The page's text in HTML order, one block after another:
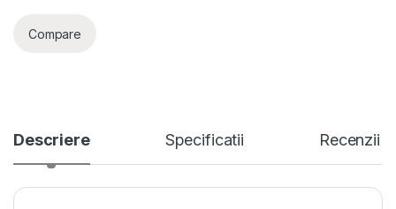
Compare
Descriere Specificatii Recenzii